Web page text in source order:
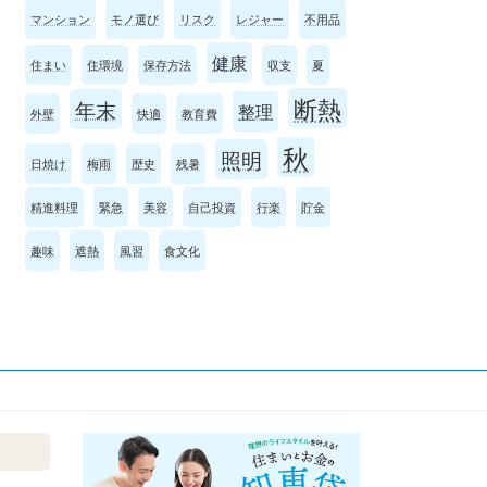
マンション モノ選び リスク レジャー 不用品
住まい 住環境 保存方法 健康 収支 夏
外壁 年末 快適 教育費 整理 断熱
日焼け 梅雨 歴史 残暑 照明 秋
精進料理 緊急 美容 自己投資 行楽 貯金
趣味 遮熱 風習 食文化